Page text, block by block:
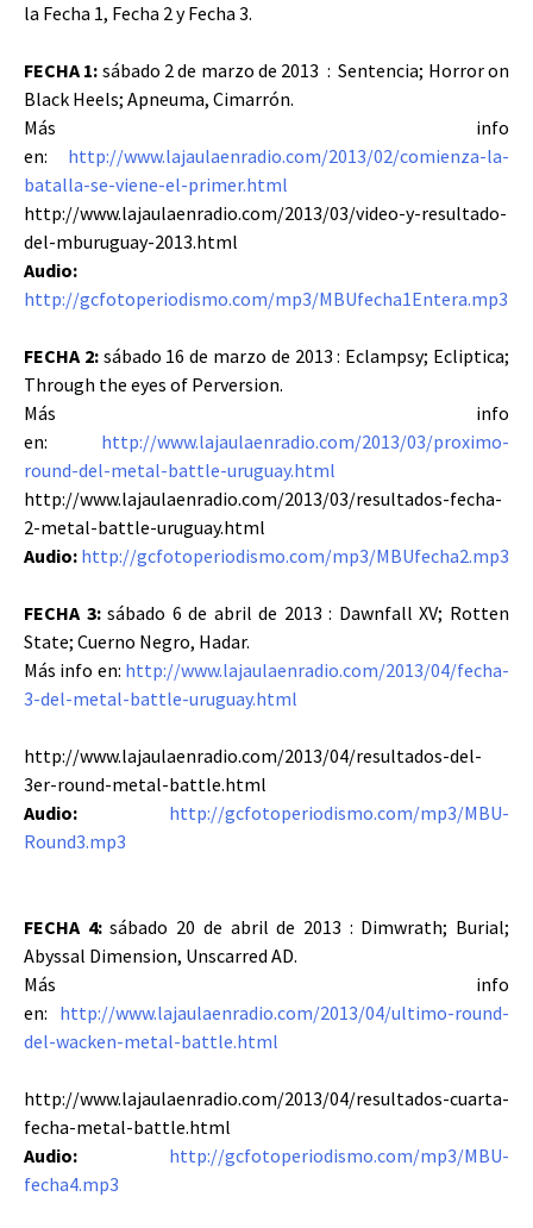
la Fecha 1, Fecha 2 y Fecha 3.
FECHA 1: sábado 2 de marzo de 2013 : Sentencia; Horror on
Black Heels; Apneuma, Cimarrón.
Más info
en: http://www.lajaulaenradio.com/2013/02/comienza-la-
batalla-se-viene-el-primer.html
http://www.lajaulaenradio.com/2013/03/video-y-resultado-
del-mburuguay-2013.html
Audio:
http://gcfotoperiodismo.com/mp3/MBUfecha1Entera.mp3
FECHA 2: sábado 16 de marzo de 2013 : Eclampsy; Ecliptica;
Through the eyes of Perversion.
Más info
en: http://www.lajaulaenradio.com/2013/03/proximo-
round-del-metal-battle-uruguay.html
http://www.lajaulaenradio.com/2013/03/resultados-fecha-
2-metal-battle-uruguay.html
Audio: http://gcfotoperiodismo.com/mp3/MBUfecha2.mp3
FECHA 3:sábado 6 de abril de 2013 : Dawnfall XV; Rotten
State; Cuerno Negro, Hadar.
Más info en: http://www.lajaulaenradio.com/2013/04/fecha-
3-del-metal-battle-uruguay.html
http://www.lajaulaenradio.com/2013/04/resultados-del-
3er-round-metal-battle.html
Audio:
http://gcfotoperiodismo.com/mp3/MBU-
Round3.mp3
FECHA 4:sábado 20 de abril de 2013 : Dimwrath; Burial;
Abyssal Dimension, Unscarred AD.
Más info
en: http://www.lajaulaenradio.com/2013/04/ultimo-round-
del-wacken-metal-battle.html
http://www.lajaulaenradio.com/2013/04/resultados-cuarta-
fecha-metal-battle.html
Audio:
http://gcfotoperiodismo.com/mp3/MBU-
fecha4.mp3